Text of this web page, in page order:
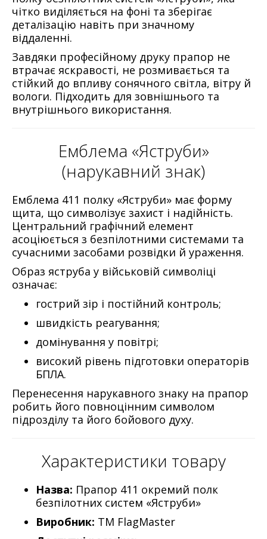
чітко виділяється на фоні та зберігає
деталізацію навіть при значному
віддаленні.
Завдяки професійному друку прапор не
втрачає яскравості, не розмивається та
стійкий до впливу сонячного світла, вітру й
вологи. Підходить для зовнішнього та
внутрішнього використання.
Емблема «Яструби»
(нарукавний знак)
Емблема 411 полку «Яструби» має форму
щита, що символізує захист і надійність.
Центральний графічний елемент
асоціюється з безпілотними системами та
сучасними засобами розвідки й ураження.
Образ яструба у військовій символіці
означає:
гострий зір і постійний контроль;
швидкість реагування;
домінування у повітрі;
високий рівень підготовки операторів
БПЛА.
Перенесення нарукавного знаку на прапор
робить його повноцінним символом
підрозділу та його бойового духу.
Характеристики товару
Назва: Прапор 411 окремий полк
безпілотних систем «Яструби»
Виробник: ТМ FlagMaster